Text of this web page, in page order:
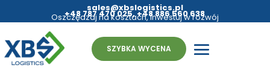
sales@xbslogistics.pl
Oszczędzaj na kosztach, inwestuj w rozwój
+48 787 470 025,+48 886 560 638
SZYBKA WYCENA